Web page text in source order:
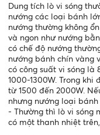
Dung tích lò vi sóng
nướng các loại bánh
nướng thường không
và ngon như nướng
có chế độ nướng
nướng bánh chín vàng
có công suất vi sóng là
1000-1300W. Trong
từ 1500 đến 2000W.
nhưng nướng loại
- Thường thì lò vi sóng
có một thanh nhiệt